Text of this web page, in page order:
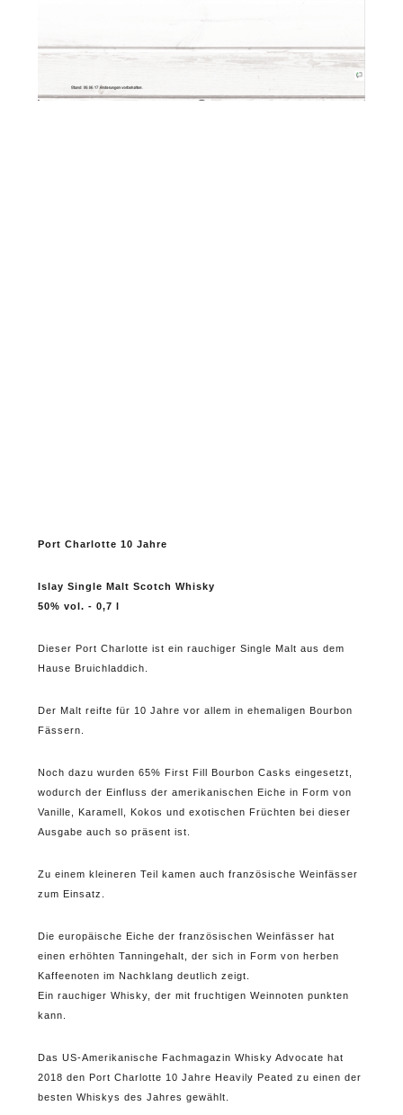
Port Charlotte 10 Jahre
Islay Single Malt Scotch Whisky
50% vol. - 0,7 l
Dieser Port Charlotte ist ein rauchiger Single Malt aus dem
Hause Bruichladdich.
Der Malt reifte für 10 Jahre vor allem in ehemaligen Bourbon
Fässern.
Noch dazu wurden 65% First Fill Bourbon Casks eingesetzt,
wodurch der Einfluss der amerikanischen Eiche in Form von
Vanille, Karamell, Kokos und exotischen Früchten bei dieser
Ausgabe auch so präsent ist.
Zu einem kleineren Teil kamen auch französische Weinfässer
zum Einsatz.
Die europäische Eiche der französischen Weinfässer hat
einen erhöhten Tanningehalt, der sich in Form von herben
Kaffeenoten im Nachklang deutlich zeigt.
Ein rauchiger Whisky, der mit fruchtigen Weinnoten punkten
kann.
Das US-Amerikanische Fachmagazin Whisky Advocate hat
2018 den Port Charlotte 10 Jahre Heavily Peated zu einen der
besten Whiskys des Jahres gewählt.